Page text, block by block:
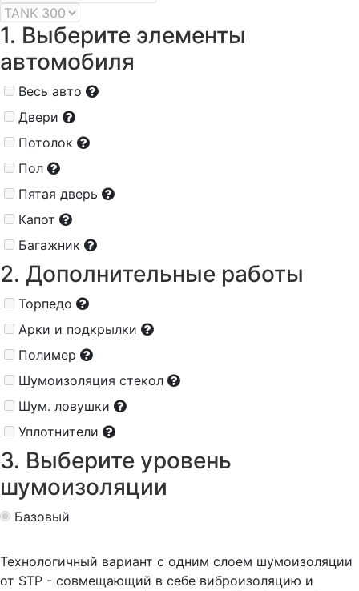
1. Выберите элементы
автомобиля
Весь авто
Двери
Потолок
Пол
Пятая дверь
Капот
Багажник
2. Дополнительные работы
Торпедо
Арки и подкрылки
Полимер
Шумоизоляция стекол
Шум. ловушки
Уплотнители
3. Выберите уровень
шумоизоляции
Базовый
Технологичный вариант с одним слоем шумоизоляции
от STP - совмещающий в себе виброизоляцию и